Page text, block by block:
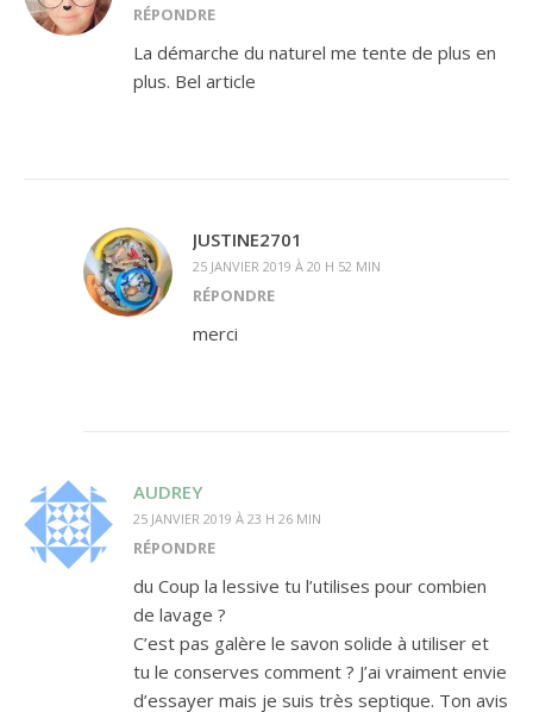
RÉPONDRE
La démarche du naturel me tente de plus en
plus. Bel article
JUSTINE2701
25 JANVIER 2019 À 20 H 52 MIN
RÉPONDRE
merci
AUDREY
25 JANVIER 2019 À 23 H 26 MIN
RÉPONDRE
du Coup la lessive tu l’utilises pour combien
de lavage ?
C’est pas galère le savon solide à utiliser et
tu le conserves comment ? J’ai vraiment envie
d’essayer mais je suis très septique. Ton avis